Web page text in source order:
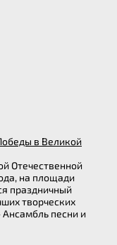
в Великой
Отечественной
на площади
праздничный
творческих
Ансамбль песни и